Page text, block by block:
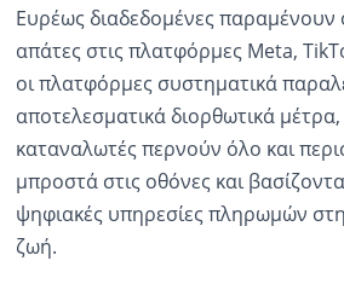
Πολιτισμός
Ευρέως διαδεδομένες παραμένουν
απάτες στις πλατφόρμες Meta,
οι πλατφόρμες συστηματικά
αποτελεσματικά διορθωτικά
καταναλωτές περνούν όλο και
μπροστά στις οθόνες και
ψηφιακές υπηρεσίες πληρωμών
ζωή.